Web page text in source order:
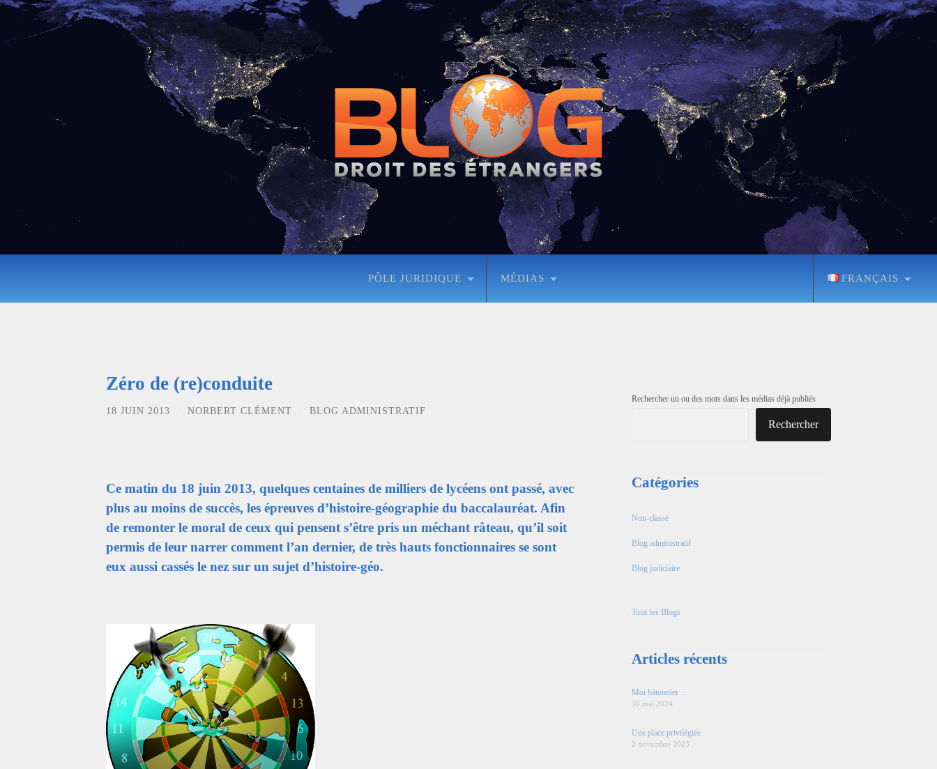
PÔLE JURIDIQUE MÉDIAS FRANÇAIS
Zéro de (re)conduite
18 JUIN 2013 NORBERT CLÉMENT BLOG ADMINISTRATIF
Ce matin du 18 juin 2013, quelques centaines de milliers de lycéens ont passé, avec
plus au moins de succès, les épreuves d’histoire-géographie du baccalauréat. Afin
de remonter le moral de ceux qui pensent s’être pris un méchant râteau, qu’il soit
permis de leur narrer comment l’an dernier, de très hauts fonctionnaires se sont
eux aussi cassés le nez sur un sujet d’histoire-géo.
Rechercher un ou des mots dans les médias déjà publiés
Rechercher
Catégories
Non-classé
Blog administratif
Blog judiciaire
Tous les Blogs
Articles récents
Moi bâtonnier…
30 mai 2024
Une place privilégiée
2 novembre 2023